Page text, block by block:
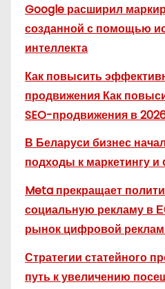
Google расширил
созданной с помощью
интеллекта
Как повысить
продвижения Как
SEO-продвижения в
В Беларуси бизнес
подходы к маркетингу
Meta прекращает
социальную рекламу в
рынок цифровой
Стратегии статейного
путь к увеличению